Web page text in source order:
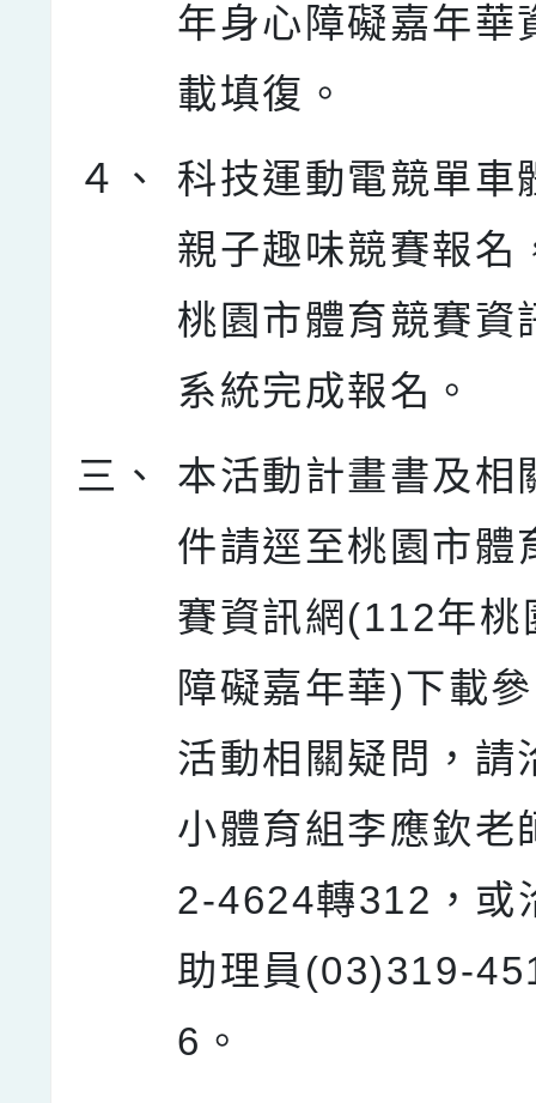
年身心障礙嘉年華
載填復。
４、
科技運動電競單車
親子趣味競賽報名
桃園市體育競賽資
系統完成報名。
三、
本活動計畫書及相
件請逕至桃園市體
賽資訊網(112年桃
障礙嘉年華)下載
活動相關疑問，請
小體育組李應欽老
2-4624轉312，或
助理員(03)319-
6。